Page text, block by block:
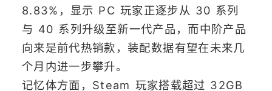
8.83%，显示 PC 玩家正逐步从 30 系列
与 40 系列升级至新一代产品，而中阶产品
向来是前代热销款，装配数据有望在未来几
个月内进一步攀升。
记忆体方面，Steam 玩家搭载超过 32GB